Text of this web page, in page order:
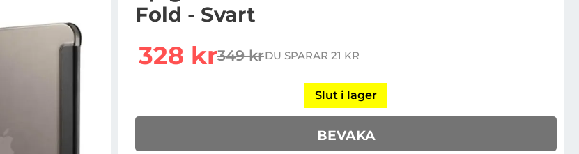
Fold - Svart
rea pris
328 krtidigare pris
349 krDU SPARAR 21 KR
Slut i lager
BEVAKA